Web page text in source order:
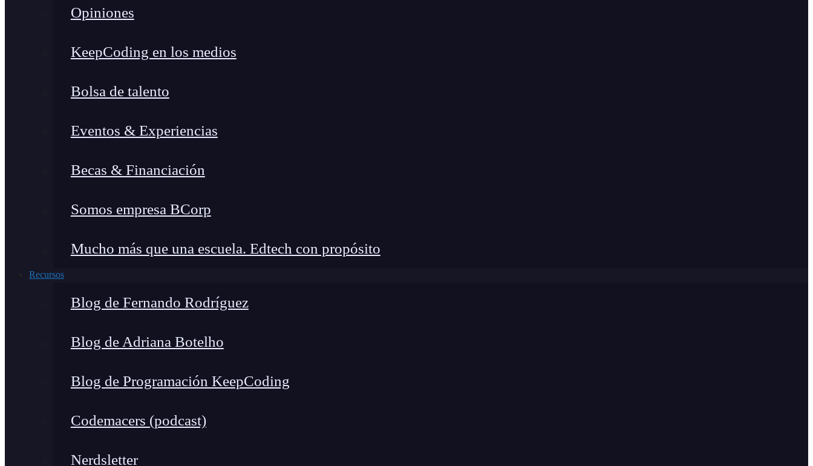
Opiniones
KeepCoding en los medios
Bolsa de talento
Eventos & Experiencias
Becas & Financiación
Somos empresa BCorp
Mucho más que una escuela. Edtech con propósito
Recursos
Blog de Fernando Rodríguez
Blog de Adriana Botelho
Blog de Programación KeepCoding
Codemacers (podcast)
Nerdsletter